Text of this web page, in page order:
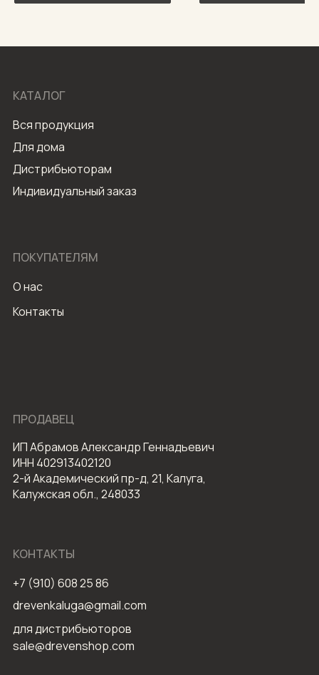
Вся продукция
О нас
Индивидуальный заказ
Дистрибьюторам
Для дома
+7 (910) 608 25 86
ПРОДАВЕЦ
ИП Абрамов Александр Геннадьевич
ИНН 402913402120
2-й Академический пр-д, 21, Калуга,
Калужская обл., 248033
КАТАЛОГ
ПОКУПАТЕЛЯМ
КОНТАКТЫ
для дистрибьюторов
sale@drevenshop.com
Контакты
drevenkaluga@gmail.com